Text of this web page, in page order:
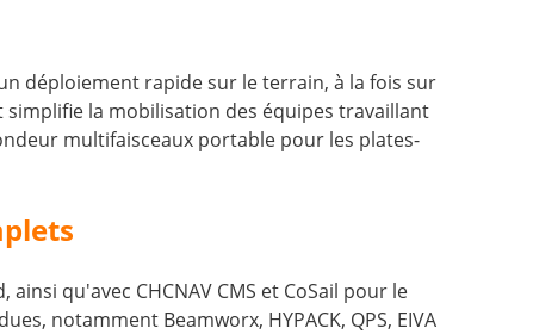
déploiement rapide sur le terrain, à la fois sur
la mobilisation des équipes travaillant
multifaisceaux portable pour les plates-
qu'avec CHCNAV CMS et CoSail pour le
notamment Beamworx, HYPACK, QPS, EIVA